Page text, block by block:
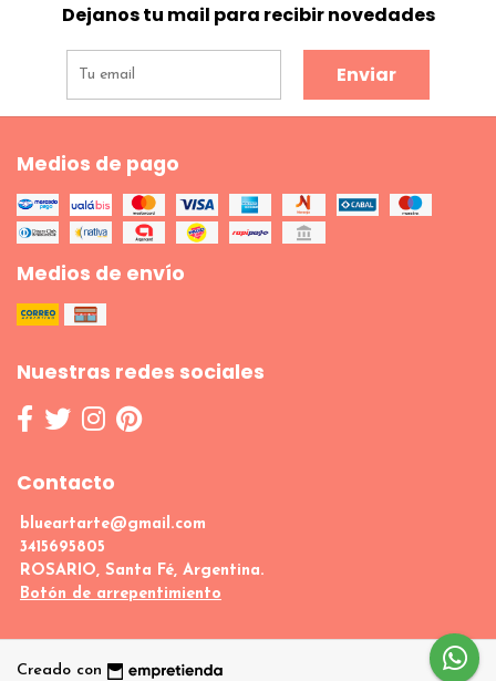
Dejanos tu mail para recibir novedades
Enviar
Medios de pago
Medios de envío
Nuestras redes sociales
Contacto
blueartarte@gmail.com
3415695805
ROSARIO, Santa Fé, Argentina.
Botón de arrepentimiento
Creado con